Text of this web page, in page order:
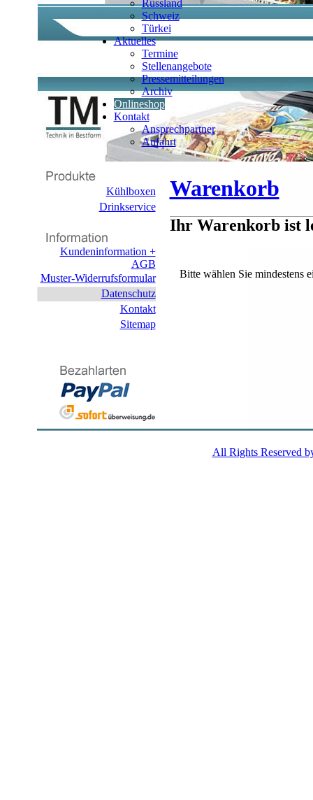
Russland
Schweiz
Türkei
Aktuelles
Termine
Stellenangebote
Pressemitteilungen
Archiv
Onlineshop
Kontakt
Ansprechpartner
Anfahrt
Kühlboxen
Drinkservice
Kundeninformation +
AGB
Muster-Widerrufsformular
Datenschutz
Kontakt
Sitemap
Warenkorb
Ihr Warenkorb ist
Bitte wählen Sie mindestens
All Rights Reserved